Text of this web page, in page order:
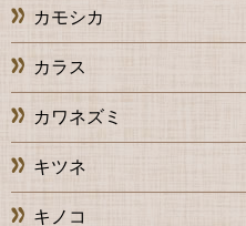
カモシカ
カラス
カワネズミ
キツネ
キノコ